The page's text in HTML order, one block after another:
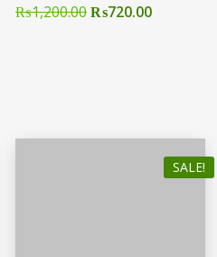
₨1,200.00₨720.00
SALE!